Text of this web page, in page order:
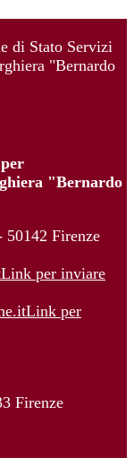
di Stato Servizi
"Bernardo
"Bernardo
Firenze
Link per inviare
Link per
Firenze